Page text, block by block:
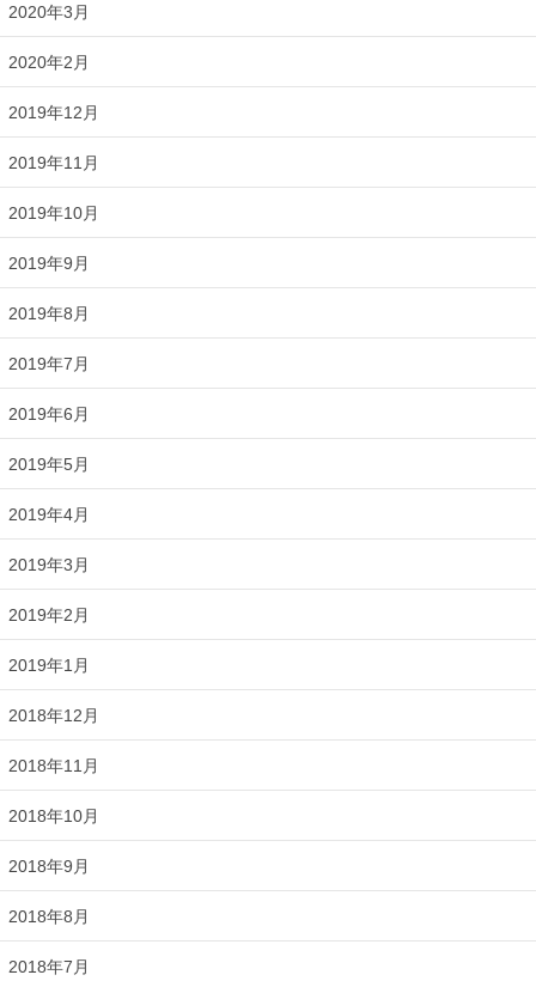
2020年3月
2020年2月
2019年12月
2019年11月
2019年10月
2019年9月
2019年8月
2019年7月
2019年6月
2019年5月
2019年4月
2019年3月
2019年2月
2019年1月
2018年12月
2018年11月
2018年10月
2018年9月
2018年8月
2018年7月